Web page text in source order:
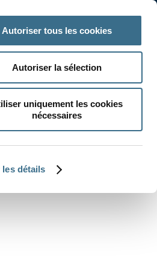
détails
Autoriser tous les cookies
Autoriser la sélection
uniquement les cookies
nécessaires